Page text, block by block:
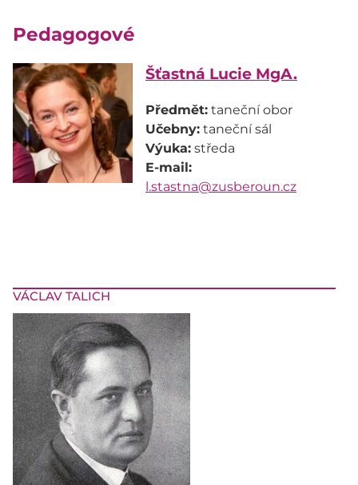
VÁCLAV TALICH
Pedagogové
Šťastná Lucie MgA.
Předmět:
Učebny:
Výuka:
E-mail:
l.stastna@zusberoun.cz